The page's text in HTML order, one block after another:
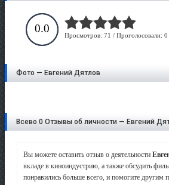
0.0
Просмотров: 71 / Проголосовали: 0
Фото — Евгений Дятлов
Всево 0 Отзывы об личности — Евгений
Вы можете оставить отзыв о деятельности
вкладе в киноиндустрию, а также обсудить
понравились больше всего, и помогите другим